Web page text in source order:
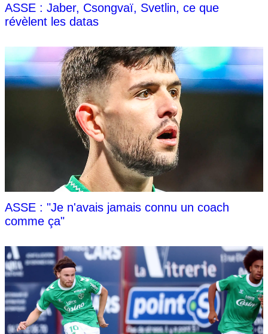
ASSE : Jaber, Csongvaï, Svetlin, ce que
révèlent les datas
ASSE : "Je n'avais jamais connu un coach
comme ça"